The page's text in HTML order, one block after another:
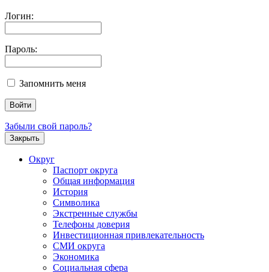
Логин:
Пароль:
Запомнить меня
Забыли свой пароль?
Закрыть
Округ
Паспорт округа
Общая информация
История
Символика
Экстренные службы
Телефоны доверия
Инвестиционная привлекательность
СМИ округа
Экономика
Социальная сфера